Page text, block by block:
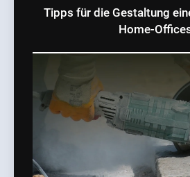
Tipps für die Gestaltung
Home-